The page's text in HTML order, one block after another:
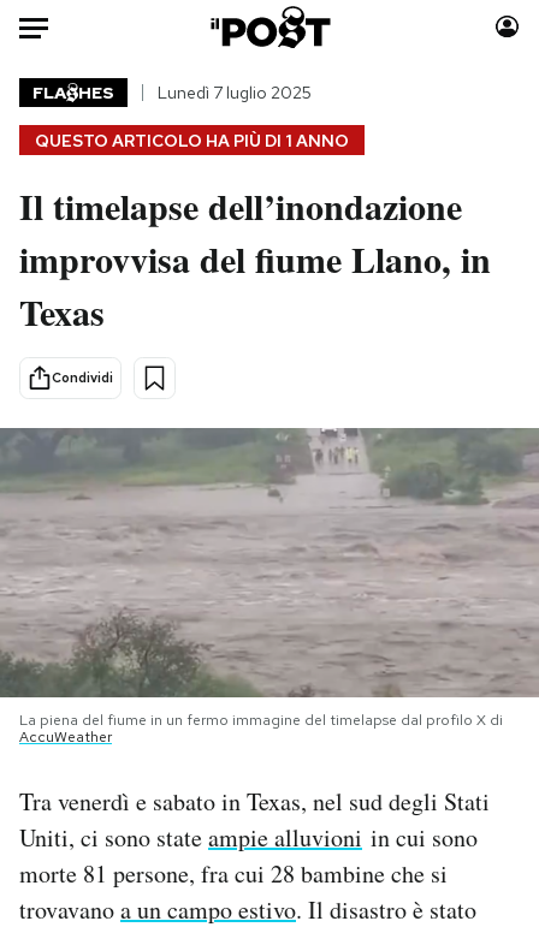
Auto
HOME
Italia
Politica
Tecnologia
Scienza
Economia
Sport
Moda
Consumismi
Altrecose
Mondiali calcio 2026
PODCAST
NEWSLETTER
I MIEI PREFERITI
CALENDARIO
QUESTO ARTICOLO HA PIÙ DI 1 ANNO
FLA HES Lunedì 7 luglio 2025
Il timelapse dell’inondazione
improvvisa del fiume Llano, in
Texas
Condividi
La piena del fiume in un fermo immagine del timelapse dal profilo X di
AccuWeather
Tra venerdì e sabato in Texas, nel sud degli Stati
Uniti, ci sono stateampie alluvioni in cui sono
morte 81 persone, fra cui 28 bambine che si
trovavanoa un campo estivo. Il disastro è stato